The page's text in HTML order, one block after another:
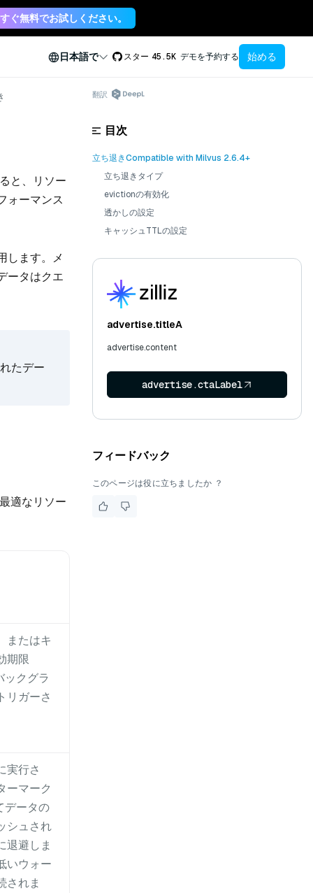
ぐ無料でお試しください。
日本語で スター 45.5K デモを予約する 始める
と、リソー
ォーマンス
します。メ
ータはクエ
たデー
適なリソー
またはキ
期限
ックグラ
リガーさ
実行さ
ーマーク
データの
シュされ
退避しま
いウォー
されま
翻訳
目次
立ち退きCompatible with Milvus 2.6.4+
立ち退きタイプ
evictionの有効化
透かしの設定
キャッシュTTLの設定
advertise.titleA
advertise.content
advertise.ctaLabel
フィードバック
このページは役に立ちましたか ？